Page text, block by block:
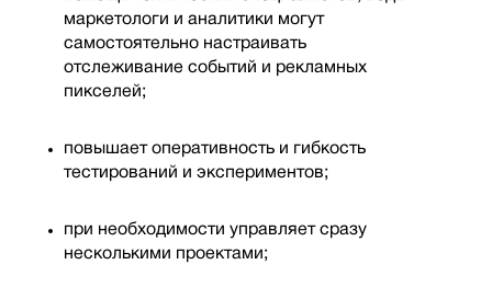
маркетологи и аналитики могут
самостоятельно настраивать
отслеживание событий и рекламных
пикселей;
повышает оперативность и гибкость
тестирований и экспериментов;
при необходимости управляет сразу
несколькими проектами;